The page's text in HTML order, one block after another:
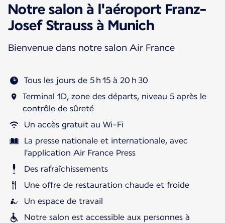
Notre salon à l'aéroport Franz-
Josef Strauss à Munich
Bienvenue dans notre salon Air France
Tous les jours de 5 h 15 à 20 h 30
Terminal 1D, zone des départs, niveau 5 après le
contrôle de sûreté
Un accès gratuit au Wi-Fi
La presse nationale et internationale, avec
l'application Air France Press
Des rafraîchissements
Une offre de restauration chaude et froide
Un espace de travail
Notre salon est accessible aux personnes à